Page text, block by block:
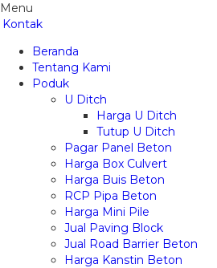
Menu
Kontak
Beranda
Tentang Kami
Poduk
U Ditch
Harga U Ditch
Tutup U Ditch
Pagar Panel Beton
Harga Box Culvert
Harga Buis Beton
RCP Pipa Beton
Harga Mini Pile
Jual Paving Block
Jual Road Barrier Beton
Harga Kanstin Beton